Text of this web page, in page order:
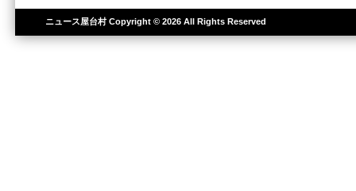
ニュース屋台村Copyright © 2026 All Rights Reserved